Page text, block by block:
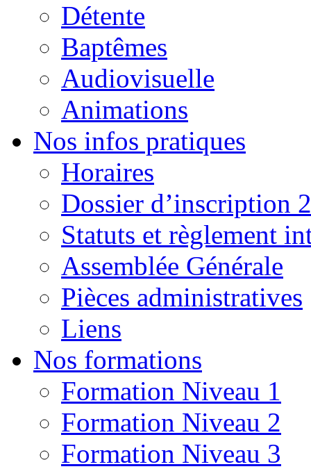
Détente
Baptêmes
Audiovisuelle
Animations
Nos infos pratiques
Horaires
Dossier d’inscription
Statuts et règlement
Assemblée Générale
Pièces administratives
Liens
Nos formations
Formation Niveau 1
Formation Niveau 2
Formation Niveau 3